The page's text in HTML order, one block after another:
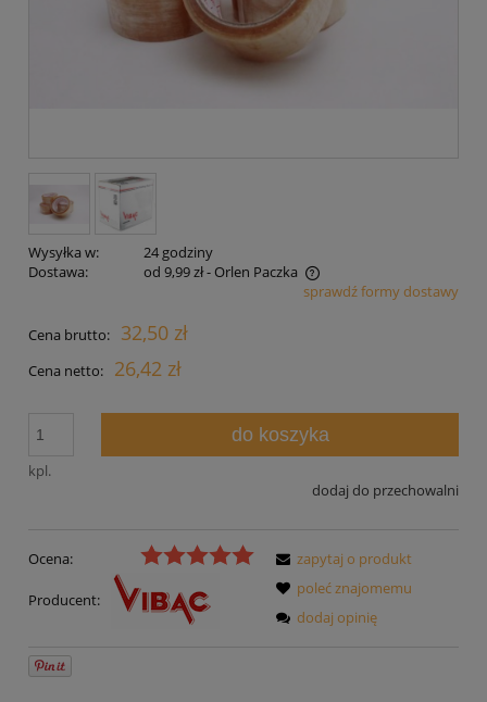
Wysyłka w:
24 godziny
Dostawa:
od 9,99 zł- Orlen Paczka
Cena nie zawiera ewentualnych kosztów płatnościsprawdź formy dostawy
Cena brutto: 32,50 zł
Cena netto: 26,42 zł
kpl.
do koszyka
dodaj do przechowalni
Ocena:
Producent:
zapytaj o produkt
poleć znajomemu
dodaj opinię